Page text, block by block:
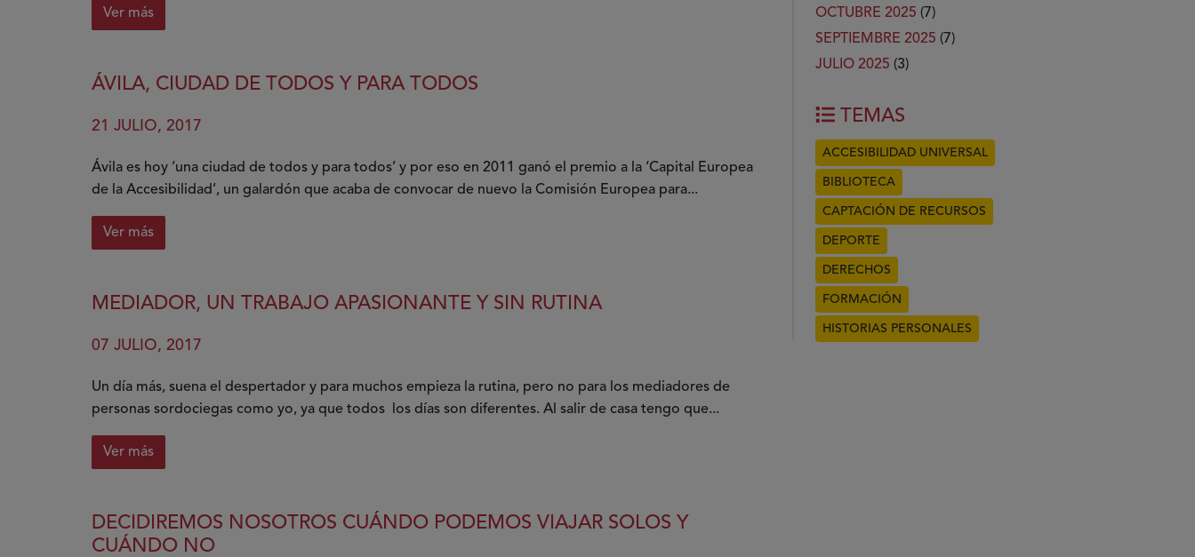
Ver más
sobre
playa,
derecho
todos
ÁVILA, CIUDAD DE TODOS Y PARA TODOS
21 JULIO, 2017
Ávila es hoy ‘una ciudad de todos y para todos’ y por eso en 2011 ganó el premio a la ‘Capital Europea
de la Accesibilidad’, un galardón que acaba de convocar de nuevo la Comisión Europea para...
Ver más
sobre
ciudad
todos
para
todos
MEDIADOR, UN TRABAJO APASIONANTE Y SIN RUTINA
07 JULIO, 2017
Un día más, suena el despertador y para muchos empieza la rutina, pero no para los mediadores de
personas sordociegas como yo, ya que todos los días son diferentes. Al salir de casa tengo que...
Ver más
sobre
un
trabajo
DECIDIREMOS NOSOTROS CUÁNDO PODEMOS VIAJAR SOLOS Y
CUÁNDO NO
OCTUBRE 2025 (7)
SEPTIEMBRE 2025 (7)
JULIO 2025 (3)
TEMAS
ACCESIBILIDAD UNIVERSAL
BIBLIOTECA
CAPTACIÓN DE RECURSOS
DEPORTE
DERECHOS
FORMACIÓN
HISTORIAS PERSONALES